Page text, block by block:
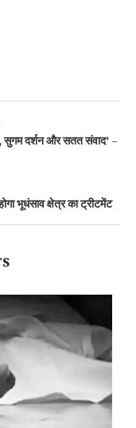
सुगम दर्शन और सतत संवाद‘ –
भूधंसाव क्षेत्र का ट्रीटमेंट